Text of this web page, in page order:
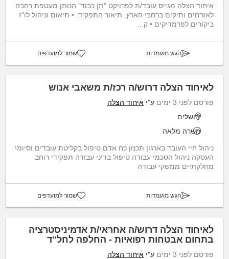
איחוד הצלה מגייס עובד/ת לפרויקט "תן כבוד" הנותן מעטפת רחבה
לאזרחים ותיקים ברחבי הארץ. תיאור התפקיד: • תיאום וניהול לו"ז
ביקורים לפרמדיקים • ק...
הגש מועמדות שמור למועדפים
לאיחוד הצלה דרוש/ה רכז/ת משאבי אנוש
פורסם לפני 3 ימים ע"י איחוד הצלה
ירושלים
משרה מלאה
ניהול חיי העובד בארגון תכנון כח אדם טיפול בקליטת עובדים וסיומי
העסקה ניהול הסכמי עבודה טיפול בדיני עבודה תפקידי רוחב
מחלקתיים ממשקי עבודה
הגש מועמדות שמור למועדפים
לאיחוד הצלה דרוש/ה אחראי/ת אדמיניסטרציה
בתחום אבטחות רפואיות - החלפה לחל"ד
פורסם לפני 3 ימים ע"י איחוד הצלה